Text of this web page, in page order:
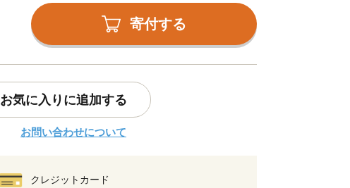
寄付する
お気に入りに追加する
お問い合わせについて
クレジットカード